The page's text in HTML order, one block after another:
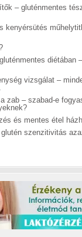
– gluténmentes
kenyérsütés
diétában
vizsgálat –
zab – szabad-e
és mentes étel
szenzitivitás